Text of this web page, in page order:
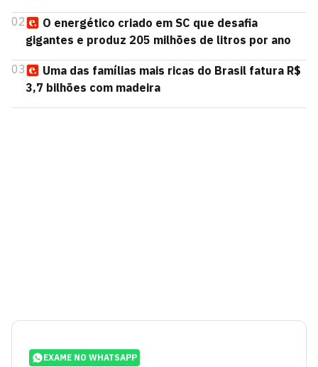
02
O energético criado em SC que desafia
gigantes e produz 205 milhões de litros por ano
03
Uma das famílias mais ricas do Brasil fatura R$
3,7 bilhões com madeira
EXAME NO WHATSAPP